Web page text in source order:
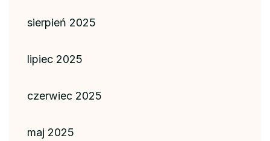
sierpień 2025
lipiec 2025
czerwiec 2025
maj 2025